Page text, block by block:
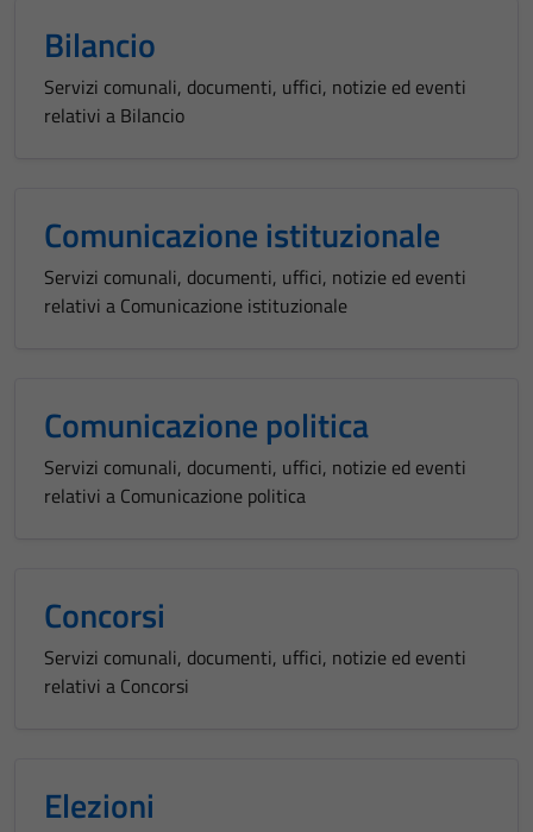
Bilancio
Servizi comunali, documenti, uffici, notizie ed eventi
relativi a Bilancio
Comunicazione istituzionale
Servizi comunali, documenti, uffici, notizie ed eventi
relativi a Comunicazione istituzionale
Comunicazione politica
Servizi comunali, documenti, uffici, notizie ed eventi
relativi a Comunicazione politica
Concorsi
Servizi comunali, documenti, uffici, notizie ed eventi
relativi a Concorsi
Elezioni